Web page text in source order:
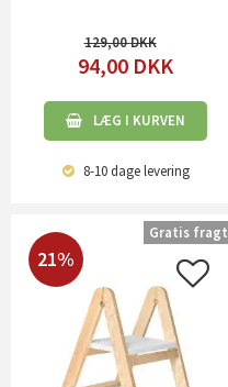
129,00
94,00 DKK
LÆG I KURVEN
8-10 dagelevering
21%
Gratis fragt